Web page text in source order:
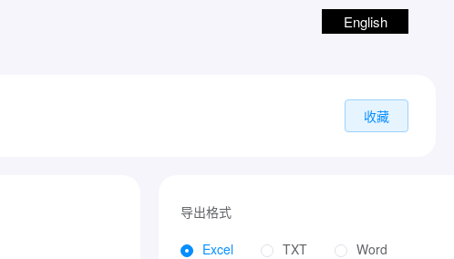
English
收藏
导出格式
Excel TXT Word